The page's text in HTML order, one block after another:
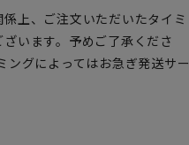
上、ご注文いただいたタイミ
います。予めご了承くださ
ングによってはお急ぎ発送サー